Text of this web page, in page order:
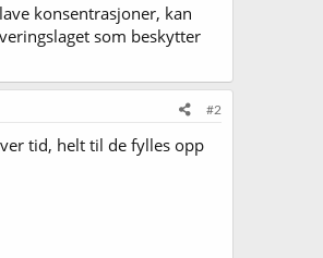
konsentrasjoner, kan
som beskytter
#2
tid, helt til de fylles opp